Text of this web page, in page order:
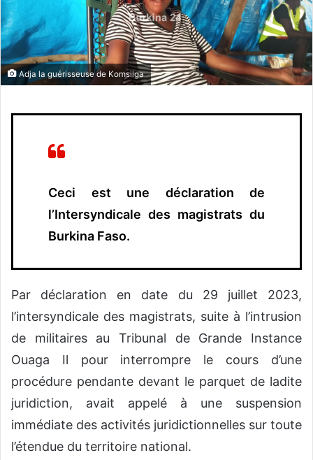
e
u
n
c
Adja la guérisseuse de Komsilga
Ceci est une déclaration de
l’Intersyndicale des magistrats du
Burkina Faso.
Par déclaration en date du 29 juillet 2023,
l’intersyndicale des magistrats, suite à l’intrusion
de militaires au Tribunal de Grande Instance
Ouaga Il pour interrompre le cours d’une
procédure pendante devant le parquet de ladite
juridiction, avait appelé à une suspension
immédiate des activités juridictionnelles sur toute
l’étendue du territoire national.